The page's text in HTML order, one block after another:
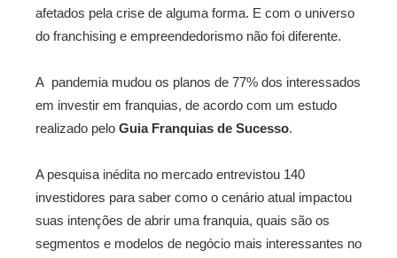
afetados pela crise de alguma forma. E com o universo
do franchising e empreendedorismo não foi diferente.
A pandemia mudou os planos de 77% dos interessados
em investir em franquias, de acordo com um estudo
realizado pelo Guia Franquias de Sucesso.
A pesquisa inédita no mercado entrevistou 140
investidores para saber como o cenário atual impactou
suas intenções de abrir uma franquia, quais são os
segmentos e modelos de negócio mais interessantes no